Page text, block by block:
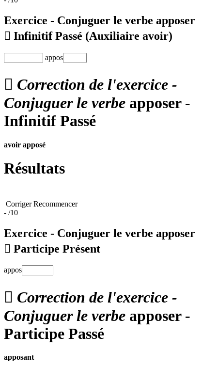
Exercice - Conjuguer le verbe apposer
 Infinitif Passé (Auxiliaire avoir)
appos
 Correction de l'exercice -
Conjuguer le verbe apposer -
Infinitif Passé
avoir apposé
Résultats
CorrigerRecommencer
- /10
Exercice - Conjuguer le verbe apposer
 Participe Présent
appos
 Correction de l'exercice -
Conjuguer le verbe apposer -
Participe Passé
apposant